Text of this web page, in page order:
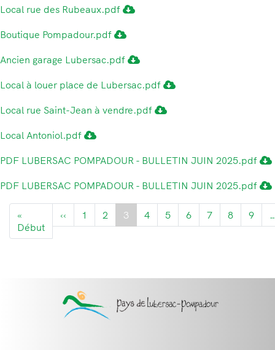
Local rue des Rubeaux.pdf
Boutique Pompadour.pdf
Ancien garage Lubersac.pdf
Local à louer place de Lubersac.pdf
Local rue Saint-Jean à vendre.pdf
Local Antoniol.pdf
PDF LUBERSAC POMPADOUR - BULLETIN JUIN 2025.pdf
PDF LUBERSAC POMPADOUR - BULLETIN JUIN 2025.pdf
Pagination
«
Début Première
page
‹‹ Page
précédente
1 2 3 4 5 6 7 8 9